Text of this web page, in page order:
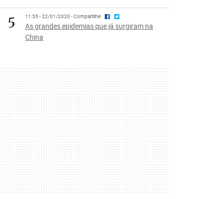
5 11:55 - 22/01/2020 - Compartilhe
As grandes epidemias que já surgiram na
China